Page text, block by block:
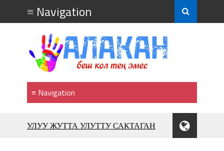
УЛУУ ЖУТТА УЛУТТУ САКТАГАН